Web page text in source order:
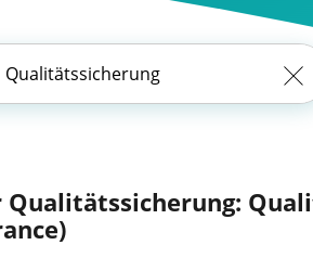
Qualitätssicherung: